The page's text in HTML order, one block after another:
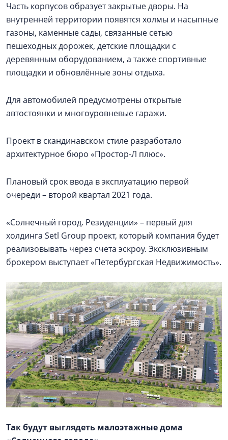
Часть корпусов образует закрытые дворы. На
внутренней территории появятся холмы и насыпные
газоны, каменные сады, связанные сетью
пешеходных дорожек, детские площадки с
деревянным оборудованием, а также спортивные
площадки и обновлённые зоны отдыха.
Для автомобилей предусмотрены открытые
автостоянки и многоуровневые гаражи.
Проект в скандинавском стиле разработало
архитектурное бюро «Простор-Л плюс».
Плановый срок ввода в эксплуатацию первой
очереди – второй квартал 2021 года.
«Солнечный город. Резиденции» – первый для
холдинга Setl Group проект, который компания будет
реализовывать через счета эскроу. Эксклюзивным
брокером выступает «Петербургская Недвижимость».
Так будут выглядеть малоэтажные дома